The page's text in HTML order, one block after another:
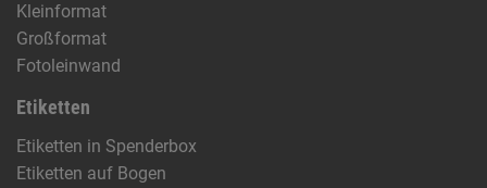
Kleinformat
Großformat
Fotoleinwand
Etiketten
Etiketten in Spenderbox
Etiketten auf Bogen